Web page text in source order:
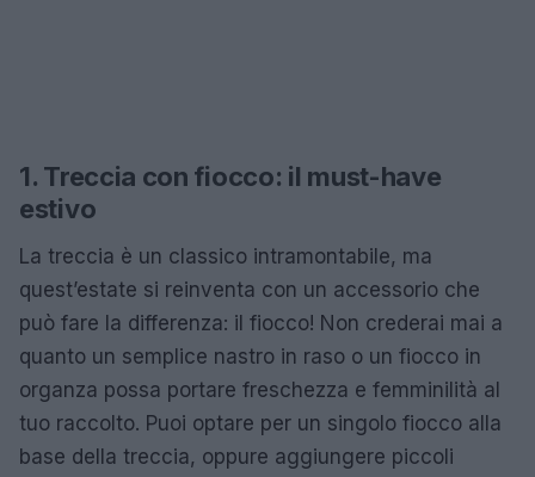
1. Treccia con fiocco: il must-have
estivo
La treccia è un classico intramontabile, ma
quest’estate si reinventa con un accessorio che
può fare la differenza: il fiocco! Non crederai mai a
quanto un semplice nastro in raso o un fiocco in
organza possa portare freschezza e femminilità al
tuo raccolto. Puoi optare per un singolo fiocco alla
base della treccia, oppure aggiungere piccoli